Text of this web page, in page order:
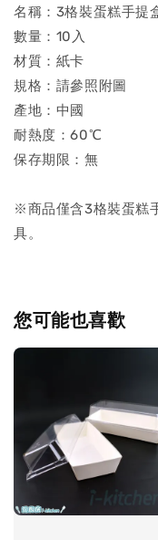
名稱：3格裝蛋糕手提
數量：10入
材質：紙卡
規格：請參照附圖
產地：中國
耐熱度：60℃
保存期限：無
※商品僅含3格裝蛋糕
具。
您可能也喜歡